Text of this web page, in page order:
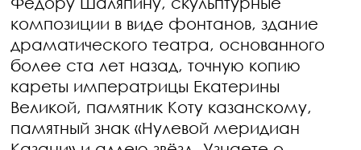
композиции в виде фонтанов, здание
драматического театра, основанного
более ста лет назад, точную копию
кареты императрицы Екатерины
Великой, памятник Коту казанскому,
памятный знак «Нулевой меридиан